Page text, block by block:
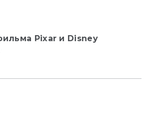
Pixar и Disney